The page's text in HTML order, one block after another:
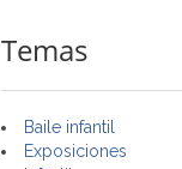
Temas
Baile infantil
Exposiciones